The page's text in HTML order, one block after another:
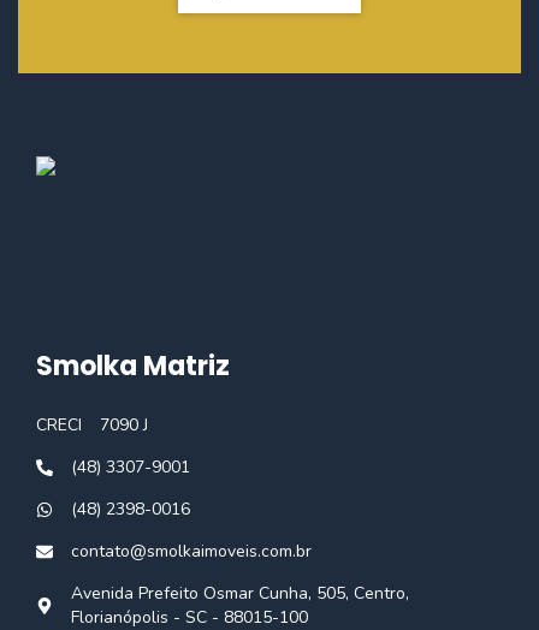
Smolka Matriz
CRECI
7090 J
(48) 3307-9001
(48) 2398-0016
contato@smolkaimoveis.com.br
Avenida Prefeito Osmar Cunha, 505, Centro,
Florianópolis - SC - 88015-100